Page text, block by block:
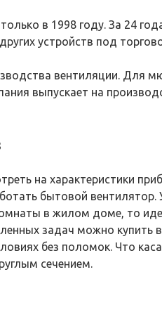
в 1998 году. За 24
устройств под
вентиляции. Для
выпускает на
на характеристики
бытовой
в жилом доме, то
задач можно купить
без поломок. Что
сечением.